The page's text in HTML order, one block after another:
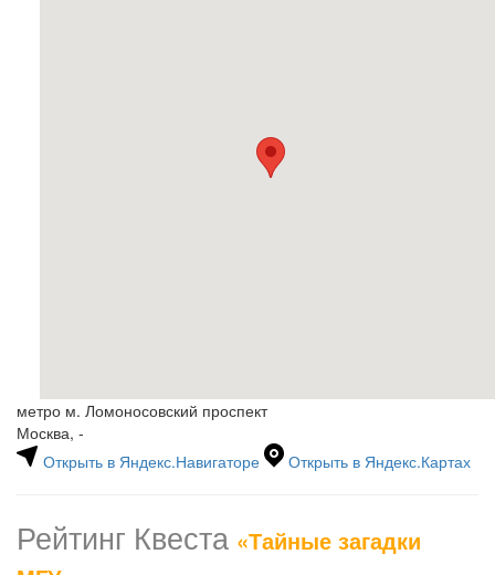
метро м. Ломоносовский проспект
Москва, -
Открыть в Яндекс.Навигаторе
Открыть в Яндекс.Картах
Рейтинг Квеста «Тайные загадки